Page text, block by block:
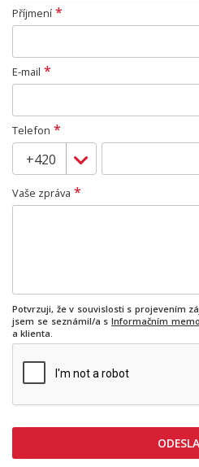
Příjmení *
E-mail *
Telefon *
Vaše zpráva *
Potvrzuji, že v souvislosti s projevením
jsem se seznámil/a s Informačním
a klienta.